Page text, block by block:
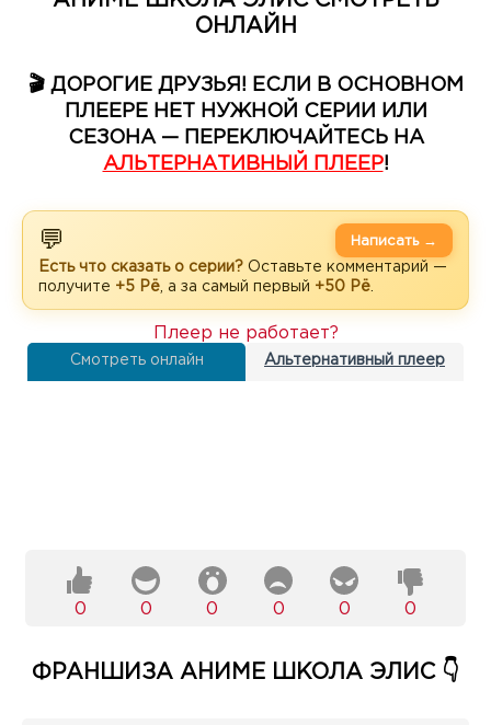
ОНЛАЙН
🎬 ДОРОГИЕ ДРУЗЬЯ! ЕСЛИ В ОСНОВНОМ
ПЛЕЕРЕ НЕТ НУЖНОЙ СЕРИИ ИЛИ
СЕЗОНА — ПЕРЕКЛЮЧАЙТЕСЬ НА
АЛЬТЕРНАТИВНЫЙ ПЛЕЕР!
💬
Есть что сказать о серии? Оставьте комментарий —
получите +5 Рё , а за самый первый +50 Рё
Написать →
Смотреть онлайн Альтернативный плеер
Плеер не работает?
0 0 0 0 0 0
ФРАНШИЗА АНИМЕ ШКОЛА ЭЛИС 👇